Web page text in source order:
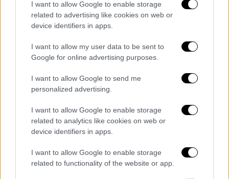
I want to allow Google to enable storage
related to advertising like cookies on web or
device identifiers in apps.
I want to allow my user data to be sent to
Google for online advertising purposes.
I want to allow Google to send me
personalized advertising.
I want to allow Google to enable storage
related to analytics like cookies on web or
device identifiers in apps.
I want to allow Google to enable storage
related to functionality of the website or app.
Γάμος Βαρδινογιάννη-Μπιρμπίλη (NDPphoto)
Πρόσφατα είχε παραστεί στον γάμο της